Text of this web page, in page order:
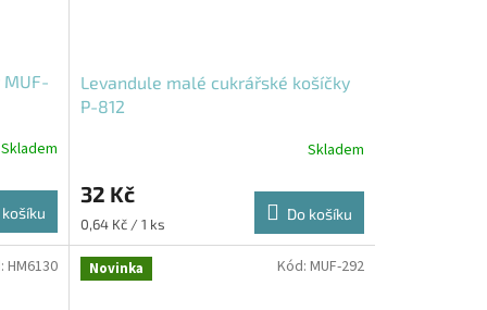
MUF-
Skladem
košíku
Levandule malé cukrářské košíčky
P-812
Skladem
32 Kč
Měrná
cena:
0,64 Kč / 1 ks
Do košíku
HM6130 Novinka Kód: MUF-292